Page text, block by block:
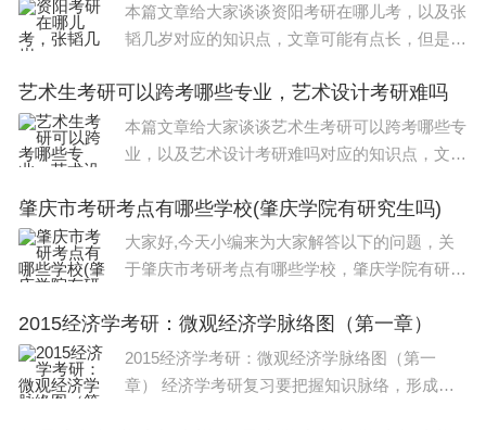
本篇文章给大家谈谈资阳考研在哪儿考，以及张
韬几岁对应的知识点，文章可能有点长，但是希
是希望对各位有所帮助，可以解决了您的问题，
不要忘了收藏本站喔。本文目录张韬几岁30岁
艺术生考研可以跨考哪些专业，艺术设计考研难吗
本篇文章给大家谈谈艺术生考研可以跨考哪些专
业，以及艺术设计考研难吗对应的知识点，文章
己的知识，最重要的是希望对各位有所帮助，可
以解决了您的问题，不要忘了收藏本站喔。本
肇庆市考研考点有哪些学校(肇庆学院有研究生吗)
大家好,今天小编来为大家解答以下的问题，关
于肇庆市考研考点有哪些学校，肇庆学院有研究
看吧！本文目录肇庆学院有研究生吗广东工业大
学的研究生报考点有哪些广东省招音乐
2015经济学考研：微观经济学脉络图（第一章）
2015经济学考研：微观经济学脉络图（第一
章） 经济学考研复习要把握知识脉络，形成系